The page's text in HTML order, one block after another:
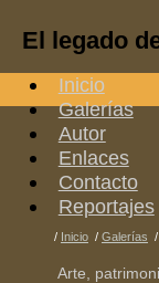
El legado
Inicio
Galerías
Autor
Enlaces
Contacto
Reportajes
/ Inicio / Galerías /
Arte,